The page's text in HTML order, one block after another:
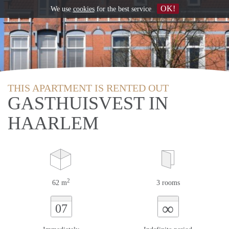
THIS APARTMENT IS RENTED OUT
GASTHUISVEST IN
HAARLEM
62 m2 3 rooms
07 ∞
We use cookiesfor the best service OK!